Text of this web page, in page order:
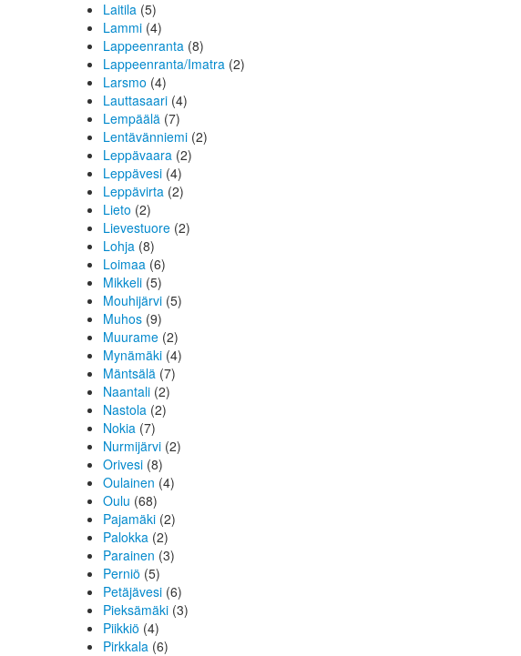
Laitila (5)
Lammi (4)
Lappeenranta (8)
Lappeenranta/Imatra (2)
Larsmo (4)
Lauttasaari (4)
Lempäälä (7)
Lentävänniemi (2)
Leppävaara (2)
Leppävesi (4)
Leppävirta (2)
Lieto (2)
Lievestuore (2)
Lohja (8)
Loimaa (6)
Mikkeli (5)
Mouhijärvi (5)
Muhos (9)
Muurame (2)
Mynämäki (4)
Mäntsälä (7)
Naantali (2)
Nastola (2)
Nokia (7)
Nurmijärvi (2)
Orivesi (8)
Oulainen (4)
Oulu (68)
Pajamäki (2)
Palokka (2)
Parainen (3)
Perniö (5)
Petäjävesi (6)
Pieksämäki (3)
Piikkiö (4)
Pirkkala (6)